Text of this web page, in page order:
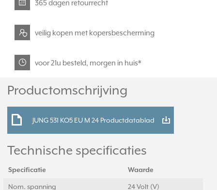
365 dagen retourrecht
veilig kopen met kopersbescherming
voor 21u besteld, morgen in huis*
Productomschrijving
JUNG 531 KO5 EU M 24 Productdatablad
Technische specificaties
Specificatie Waarde
Nom. spanning 24 Volt (V)